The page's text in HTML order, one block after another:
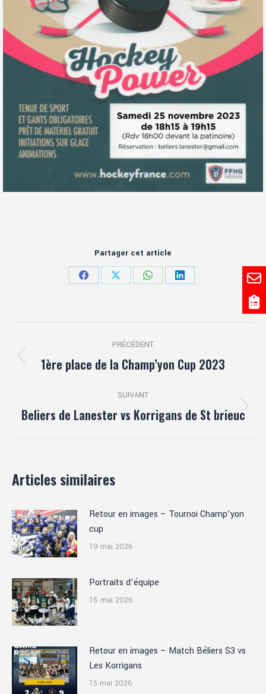
Partager cet article
PartagerPartagerPartagerPartager
article
PRÉCÉDENT
Article
:
1ère place de la Champ’yon Cup 2023
SUIVANT
Article
Beliers de Lanester vs Korrigans de St brieuc
Articles similaires
Retour en images – Tournoi Champ’yon
cup
19 mai 2026
Portraits d’équipe
16 mai 2026
Retour en images – Match Béliers S3 vs
Les Korrigans
15 mai 2026